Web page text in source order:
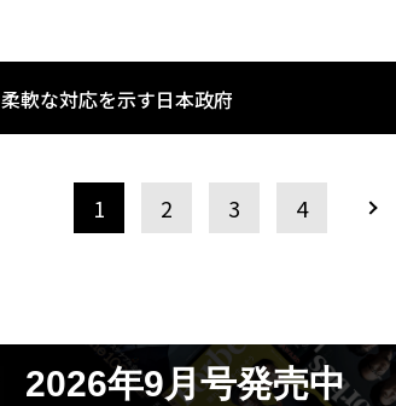
柔軟な対応を示す日本政府
1 2 3 4
2026年9月号発売中